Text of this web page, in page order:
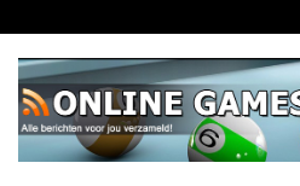
naar
inhoud